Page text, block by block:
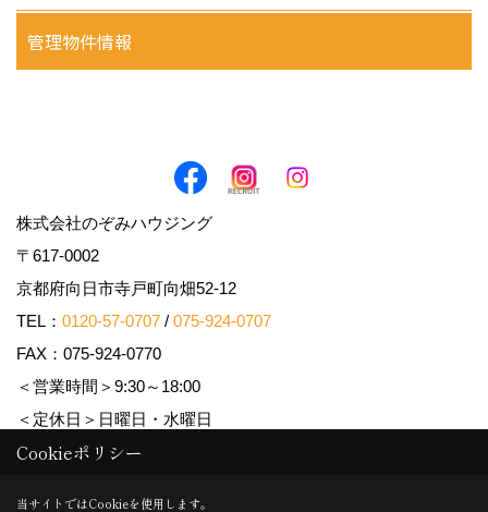
管理物件情報
株式会社のぞみハウジング
〒617-0002
京都府向日市寺戸町向畑52-12
TEL： 0120-57-0707 / 075-924-0707
FAX：075-924-0770
＜営業時間＞9:30～18:00
＜定休日＞日曜日・水曜日
Copyright (c) Nozomi Housing. All Rights Reserved.
Cookieポリシー
当サイトではCookieを使用します。